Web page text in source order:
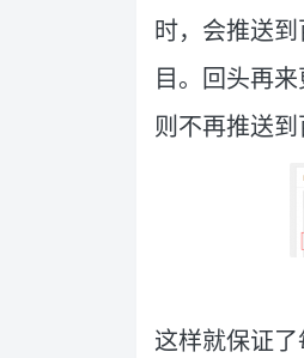
时，会推送
目。回头再
则不再推送到
这样就保证